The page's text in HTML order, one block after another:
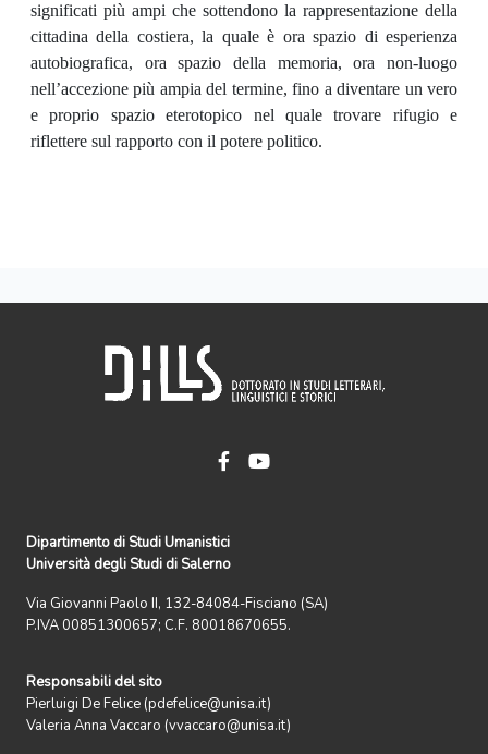
significati più ampi che sottendono la rappresentazione della
cittadina della costiera, la quale è ora spazio di esperienza
autobiografica, ora spazio della memoria, ora non-luogo
nell’accezione più ampia del termine, fino a diventare un vero
e proprio spazio eterotopico nel quale trovare rifugio e
riflettere sul rapporto con il potere politico.
Dipartimento di Studi Umanistici
Università degli Studi di Salerno
Via Giovanni Paolo II, 132-84084-Fisciano (SA)
P.IVA 00851300657; C.F. 80018670655.
Responsabili del sito
Pierluigi De Felice (pdefelice@unisa.it)
Valeria Anna Vaccaro (vvaccaro@unisa.it)